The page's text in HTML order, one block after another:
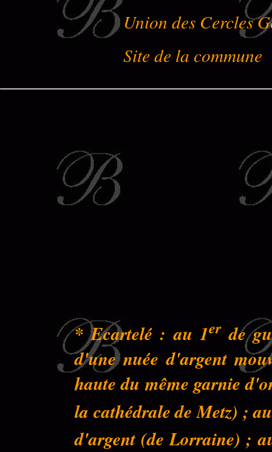
Union des Cercles
Site de la commune
* Ecartelé : au 1erde
d'une nuée d'argent
haute du même garnie
la cathédrale de Metz) ;
d'argent (de Lorraine) ;